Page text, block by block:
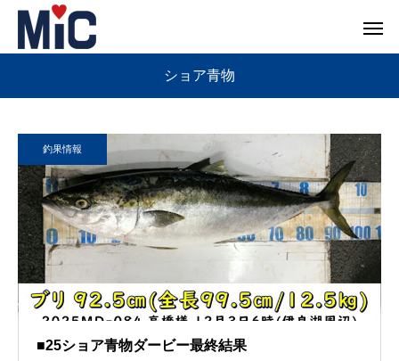
ショア青物
釣果情報
■25ショア青物ダービー最終結果